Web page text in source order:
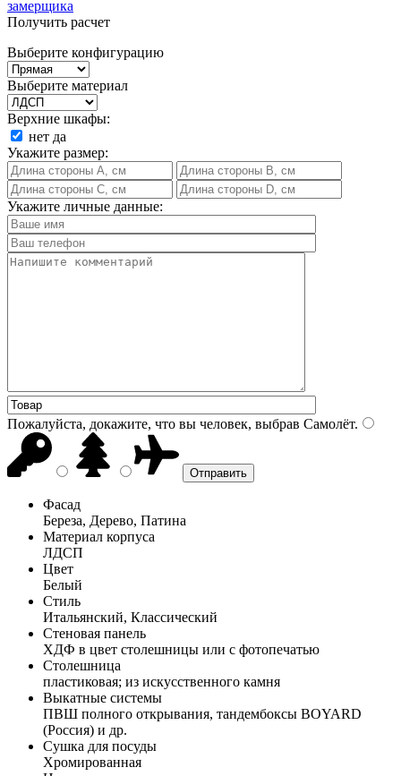
замерщика
Получить расчет
Выберите конфигурацию
Выберите материал
Верхние шкафы:
нет да
Укажите размер:
Укажите личные данные:
Пожалуйста, докажите, что вы человек, выбрав Самолёт.
Фасад
Береза, Дерево, Патина
Материал корпуса
ЛДСП
Цвет
Белый
Стиль
Итальянский, Классический
Стеновая панель
ХДФ в цвет столешницы или с фотопечатью
Столешница
пластиковая; из искусственного камня
Выкатные системы
ПВШ полного открывания, тандембоксы BOYARD
(Россия) и др.
Сушка для посуды
Хромированная